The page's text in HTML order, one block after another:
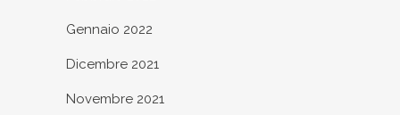
Gennaio 2022
Dicembre 2021
Novembre 2021